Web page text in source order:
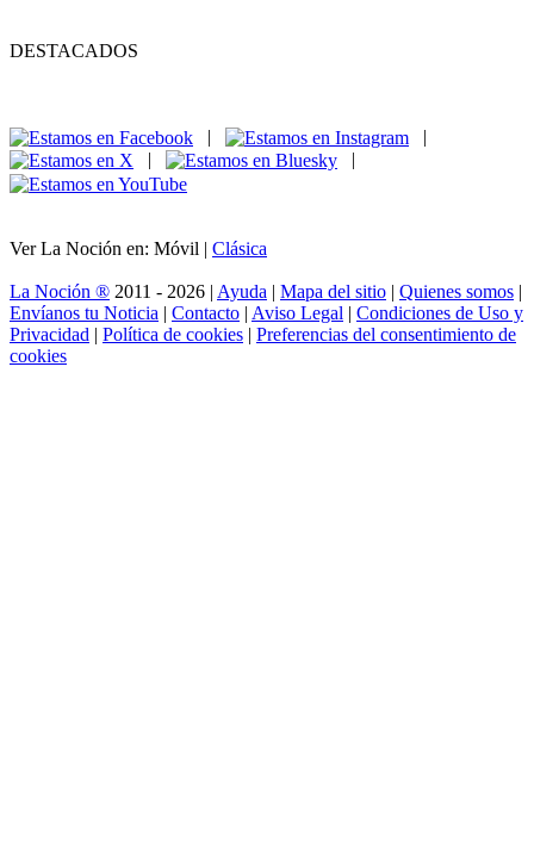
DESTACADOS
|
|
|
|
Ver La Noción en: Móvil | Clásica
La Noción ® 2011 - 2026 | Ayuda | Mapa del sitio | Quienes somos |
Envíanos tu Noticia | Contacto | Aviso Legal | Condiciones de Uso y
Privacidad | Política de cookies | Preferencias del consentimiento de
cookies